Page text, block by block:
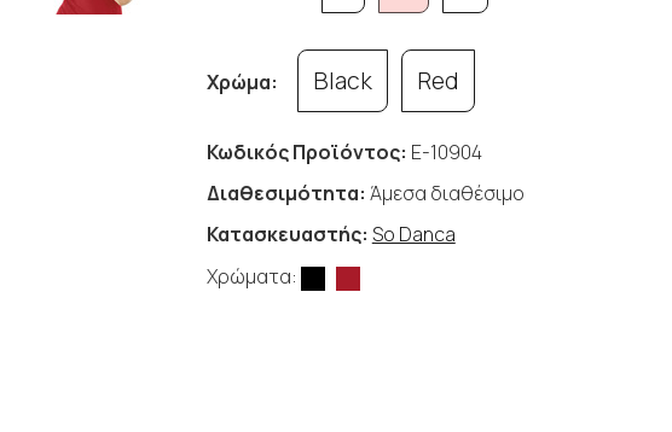
Χρώμα: Black Red
Κωδικός Προϊόντος: E-10904
Διαθεσιμότητα: Άμεσα διαθέσιμο
Κατασκευαστής: So Danca
Χρώματα: